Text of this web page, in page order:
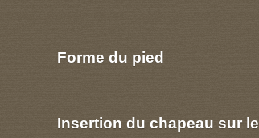
Forme du pied
Insertion du chapeau sur le